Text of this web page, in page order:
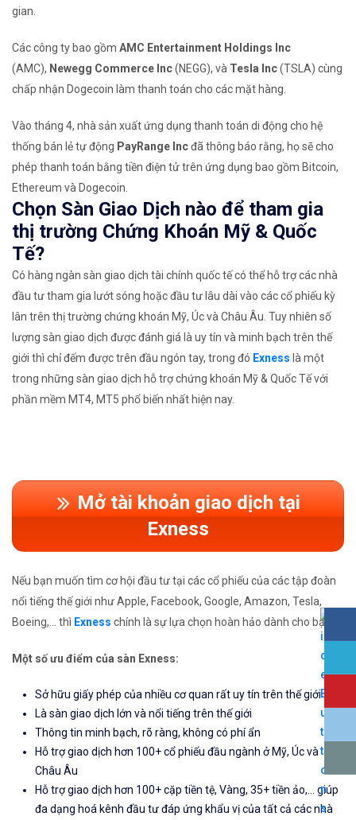
gian.
Các công ty bao gồm AMC Entertainment Holdings Inc
(AMC), Newegg Commerce Inc(NEGG), và Tesla Inc(TSLA) cùng
chấp nhận Dogecoin làm thanh toán cho các mặt hàng.
Vào tháng 4, nhà sản xuất ứng dụng thanh toán di động cho hệ
thống bán lẻ tự động PayRange Incđã thông báo rằng, họ sẽ cho
phép thanh toán bằng tiền điện tử trên ứng dụng bao gồm Bitcoin,
Ethereum và Dogecoin.
Chọn Sàn Giao Dịch nào để tham gia
thị trường Chứng Khoán Mỹ & Quốc
Tế?
Có hàng ngàn sàn giao dịch tài chính quốc tế có thể hỗ trợ các nhà
đầu tư tham gia lướt sóng hoặc đầu tư lâu dài vào các cổ phiếu kỳ
lân trên thị trường chứng khoán Mỹ, Úc và Châu Âu. Tuy nhiên số
lượng sàn giao dịch được đánh giá là uy tín và minh bạch trên thế
giới thì chỉ đếm được trên đầu ngón tay, trong đó Exness là một
trong những sàn giao dịch hỗ trợ chứng khoán Mỹ & Quốc Tế với
phần mềm MT4, MT5 phổ biến nhất hiện nay.
Mở tài khoản giao dịch tại
Exness
Nếu bạn muốn tìm cơ hội đầu tư tại các cổ phiếu của các tập đoàn
nổi tiếng thế giới như Apple, Facebook, Google, Amazon, Tesla,
Boeing,... thì Exness chính là sự lựa chọn hoàn hảo dành cho bạn.
Một số ưu điểm của sàn Exness:
Sở hữu giấy phép của nhiều cơ quan rất uy tín trên thế giới
Là sàn giao dịch lớn và nổi tiếng trên thế giới
Thông tin minh bạch, rõ ràng, không có phí ẩn
Hỗ trợ giao dịch hơn 100+ cổ phiếu đầu ngành ở Mỹ, Úc và
Châu Âu
Hỗ trợ giao dịch hơn 100+ cặp tiền tệ, Vàng, 35+ tiền ảo,... giúp
đa dạng hoá kênh đầu tư đáp ứng khẩu vị của tất cả các nhà